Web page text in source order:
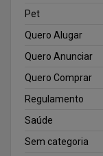
Pet
Quero Alugar
Quero Anunciar
Quero Comprar
Regulamento
Saúde
Sem categoria